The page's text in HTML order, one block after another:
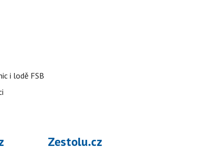
i lodě FSB
Zestolu.cz